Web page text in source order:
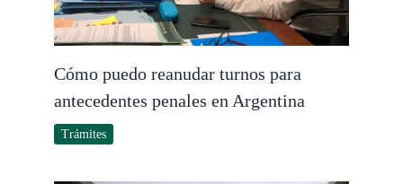
Cómo puedo reanudar turnos para
antecedentes penales en Argentina
Trámites